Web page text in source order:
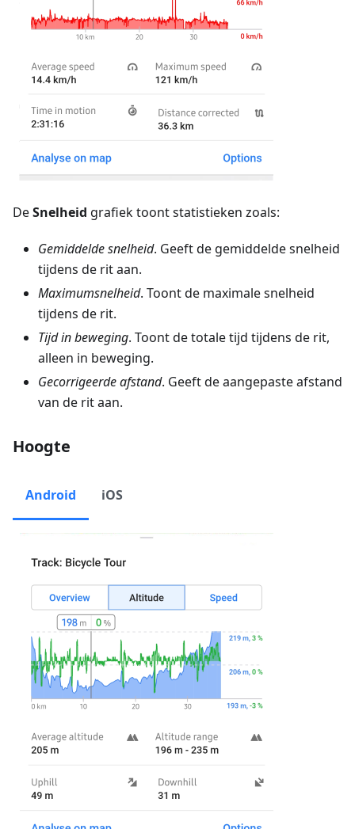
DeSnelheid grafiek toont statistieken zoals:
Gemiddelde snelheid. Geeft de gemiddelde snelheid
tijdens de rit aan.
Maximumsnelheid. Toont de maximale snelheid
tijdens de rit.
Tijd in beweging. Toont de totale tijd tijdens de rit,
alleen in beweging.
Gecorrigeerde afstand. Geeft de aangepaste afstand
van de rit aan.
Hoogte
Android iOS